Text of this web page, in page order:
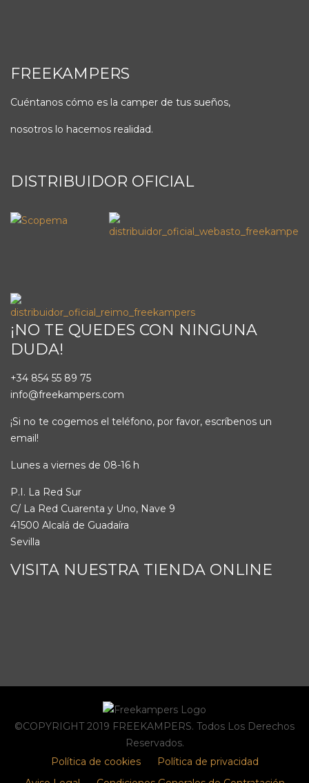
FREEKAMPERS
Cuéntanos cómo es la camper de tus sueños,
nosotros lo hacemos realidad.
DISTRIBUIDOR OFICIAL
¡NO TE QUEDES CON NINGUNA
DUDA!
+34 854 55 89 75
info@freekampers.com
¡Si no te cogemos el teléfono, por favor, escríbenos un
email!
Lunes a viernes de 08-16 h
P.I. La Red Sur
C/ La Red Cuarenta y Uno, Nave 9
41500 Alcalá de Guadaíra
Sevilla
VISITA NUESTRA TIENDA ONLINE
©COPYRIGHT 2019 FREEKAMPERS. Todos Los Derechos
Reservados.
Política de cookies
Política de privacidad